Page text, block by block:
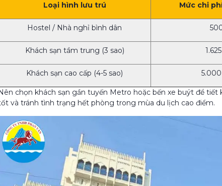
Loại hình lưu trú Mức chi
Hostel / Nhà nghỉ bình dân
Khách sạn tầm trung (3 sao)
Khách sạn cao cấp (4-5 sao) 5.000
chọn khách sạn gần tuyến Metro hoặc bến xe buýt để
và tránh tình trạng hết phòng trong mùa du lịch cao điểm.